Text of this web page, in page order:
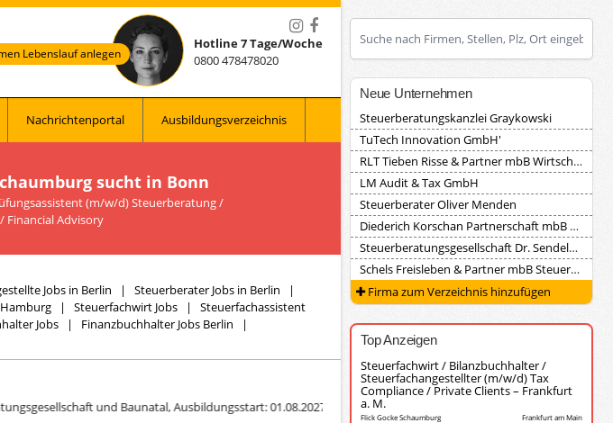
Lebenslauf anlegen
Hotline 7 Tage/Woche
0800 478478020
Nachrichtenportal Ausbildungsverzeichnis
sucht in Bonn
(m/w/d) Steuerberatung /
Financial Advisory
Jobs in Berlin | Steuerberater Jobs in Berlin |
| Steuerfachwirt Jobs | Steuerfachassistent
Jobs | Finanzbuchhalter Jobs Berlin |
und Baunatal, Ausbildungsstart: 01.08.2027)Ausbildung zur/zum Steuerfachangestellten (Diederich
Neue Unternehmen
Steuerberatungskanzlei Graykowski
TuTech Innovation GmbH'
RLT Tieben Risse & Partner mbB Wirtschaftsprüfungsgesellschaft Steuerberatungsgesellschaft
LM Audit & Tax GmbH
Steuerberater Oliver Menden
Diederich Korschan Partnerschaft mbB Steuerberatungsgesellschaft
Steuerberatungsgesellschaft Dr. Sendele, Herrmann und Partner
Schels Freisleben & Partner mbB Steuerberater
Firma zum Verzeichnis hinzufügen
Top Anzeigen
Steuerfachwirt / Bilanzbuchhalter /
Steuerfachangestellter (m/w/d) Tax
Compliance / Private Clients – Frankfurt
a. M.
Flick Gocke Schaumburg Frankfurt am Main